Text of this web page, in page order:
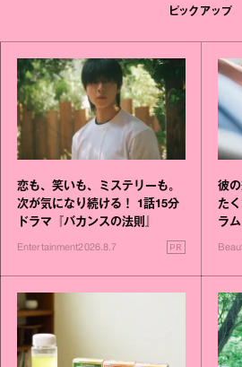
ピックアップ
恋も、笑いも、ミステリーも。
次が気になり続ける！ 1話15分
ドラマ『バカンスの法則』
Entertainment2026.8.7 PR
彼
た
ラ